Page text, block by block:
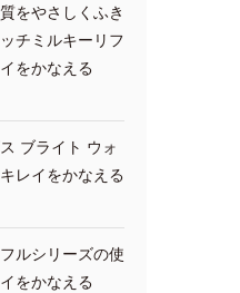
をやさしくふき
チミルキーリフ
をかなえる
ブライト ウォ
レイをかなえる
ルシリーズの使
をかなえる